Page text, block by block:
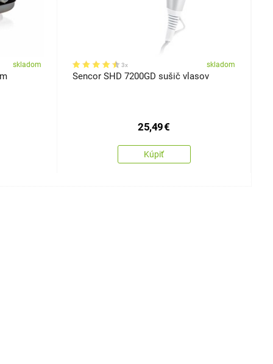
skladom 3x skladom
Sencor SHD 7200GD sušič vlasov
25,49€
Kúpiť